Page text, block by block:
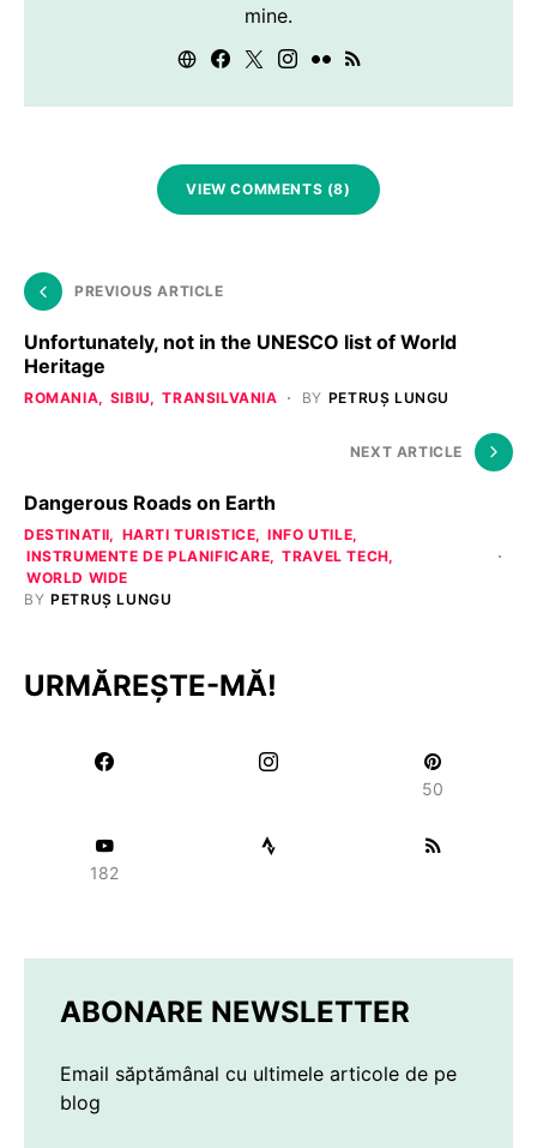
mine.
VIEW COMMENTS (8)
PREVIOUS ARTICLE
Unfortunately, not in the UNESCO list of World
Heritage
ROMANIA SIBIU TRANSILVANIA BY PETRUȘ LUNGU
NEXT ARTICLE
Dangerous Roads on Earth
DESTINATII HARTI TURISTICE
INFO UTILE
INSTRUMENTE DE PLANIFICARE
TRAVEL TECH
WORLD WIDE
BY PETRUȘ LUNGU
URMĂREȘTE-MĂ!
50
182
ABONARE NEWSLETTER
Email săptămânal cu ultimele articole de pe
blog